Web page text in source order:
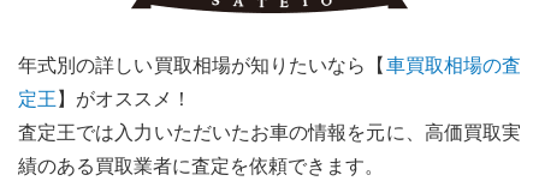
年式別の詳しい買取相場が知りたいなら【 車買取相場の査
定王 】がオススメ！
査定王では入力いただいたお車の情報を元に、高価買取実
績のある買取業者に査定を依頼できます。